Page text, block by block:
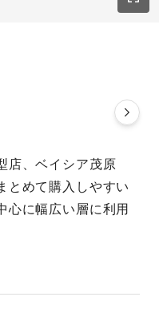
店、ベイシア茂原
とめて購入しやすい
心に幅広い層に利用